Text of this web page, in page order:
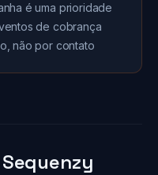
é uma prioridade
de cobrança
não por contato